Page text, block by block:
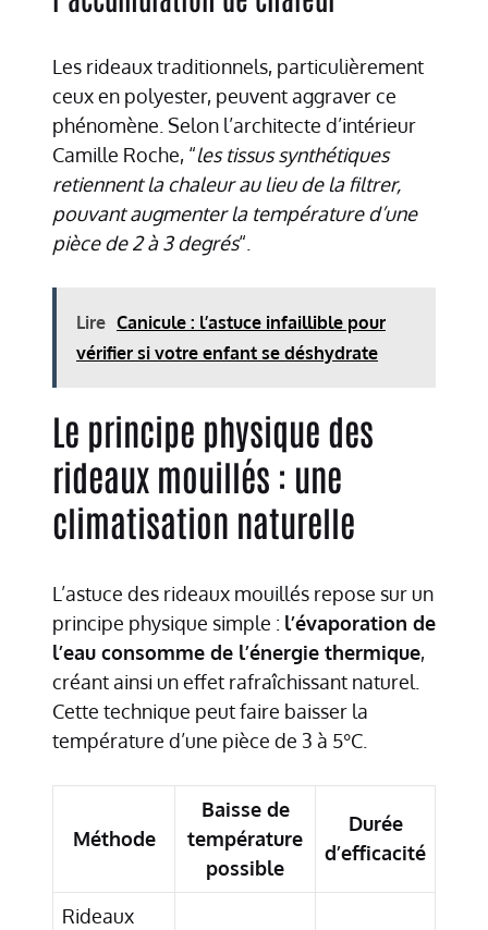
Les rideaux traditionnels, particulièrement
ceux en polyester, peuvent aggraver ce
phénomène. Selon l’architecte d’intérieur
Camille Roche, “les tissus synthétiques
retiennent la chaleur au lieu de la filtrer,
pouvant augmenter la température d’une
pièce de 2 à 3 degrés“.
Lire Canicule : l’astuce infaillible pour
vérifier si votre enfant se déshydrate
Le principe physique des
rideaux mouillés : une
climatisation naturelle
L’astuce des rideaux mouillés repose sur un
principe physique simple : l’évaporation de
l’eau consomme de l’énergie thermique,
créant ainsi un effet rafraîchissant naturel.
Cette technique peut faire baisser la
température d’une pièce de 3 à 5°C.
Méthode
Baisse de
température
possible
Durée
d’efficacité
Rideaux